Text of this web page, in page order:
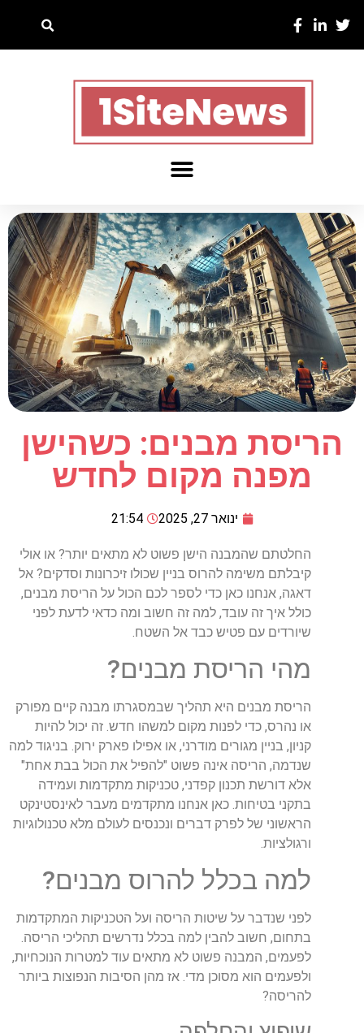
הריסת מבנים: כשהישן
מפנה מקום לחדש
ינואר 27, 2025 21:54
החלטתם שהמבנה הישן פשוט לא מתאים יותר? או אולי
קיבלתם משימה להרוס בניין שכולו זיכרונות וסדקים? אל
דאגה, אנחנו כאן כדי לספר לכם הכול על הריסת מבנים,
כולל איך זה עובד, למה זה חשוב ומה כדאי לדעת לפני
שיורדים עם פטיש כבד אל השטח.
מהי הריסת מבנים?
הריסת מבנים היא תהליך שבמסגרתו מבנה קיים מפורק
או נהרס, כדי לפנות מקום למשהו חדש. זה יכול להיות
קניון, בניין מגורים מודרני, או אפילו פארק ירוק. בניגוד למה
שנדמה, הריסה אינה פשוט "להפיל את הכול בבת אחת"
אלא דורשת תכנון קפדני, טכניקות מתקדמות ועמידה
בתקני בטיחות. כאן אנחנו מתקדמים מעבר לאינסטינקט
הראשוני של לפרק דברים ונכנסים לעולם מלא טכנולוגיות
ורגולציות.
למה בכלל להרוס מבנים?
לפני שנדבר על שיטות הריסה ועל הטכניקות המתקדמות
בתחום, חשוב להבין למה בכלל נדרשים תהליכי הריסה.
לפעמים, המבנה פשוט לא מתאים עוד למטרות הנוכחיות,
ולפעמים הוא מסוכן מדי. אז מהן הסיבות הנפוצות ביותר
להריסה?